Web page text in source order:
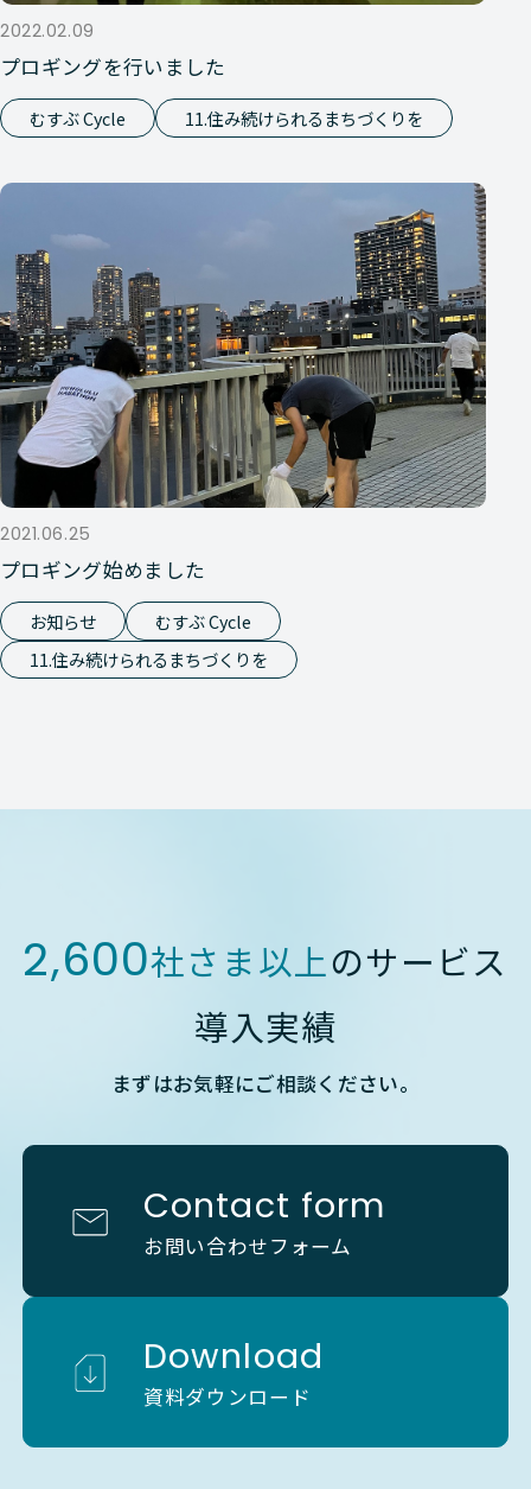
2022.02.09
プロギングを行いました
むすぶ Cycle 11.住み続けられるまちづくりを
2021.06.25
プロギング始めました
お知らせ
むすぶ Cycle
11.住み続けられるまちづくりを
2,600社さま以上のサービス
導入実績
まずはお気軽にご相談ください。
Contact form
お問い合わせフォーム
Download
資料ダウンロード